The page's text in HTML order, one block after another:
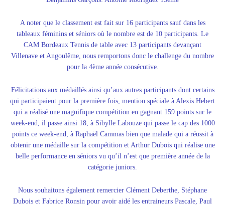
A noter que le classement est fait sur 16 participants sauf dans les
tableaux féminins et séniors où le nombre est de 10 participants. Le
CAM Bordeaux Tennis de table avec 13 participants devançant
Villenave et Angoulême, nous remportons donc le challenge du nombre
pour la 4ème année consécutive.
Félicitations aux médaillés ainsi qu’aux autres participants dont certains
qui participaient pour la première fois, mention spéciale à Alexis Hebert
qui a réalisé une magnifique compétition en gagnant 159 points sur le
week-end, il passe ainsi 18, à Sibylle Labouze qui passe le cap des 1000
points ce week-end, à Raphaël Cammas bien que malade qui a réussit à
obtenir une médaille sur la compétition et Arthur Dubois qui réalise une
belle performance en séniors vu qu’il n’est que première année de la
catégorie juniors.
Nous souhaitons également remercier Clément Deberthe, Stéphane
Dubois et Fabrice Ronsin pour avoir aidé les entraineurs Pascale, Paul